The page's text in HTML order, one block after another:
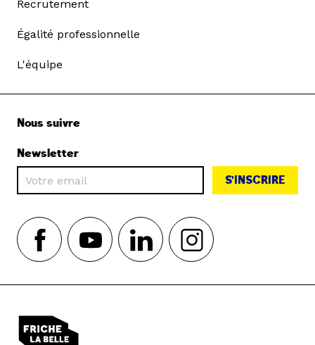
miroirs et moi
© Caroline Dutrey – Alain
Recrutement
Égalité professionnelle
L'équipe
Nous suivre
Newsletter
S'INSCRIRE